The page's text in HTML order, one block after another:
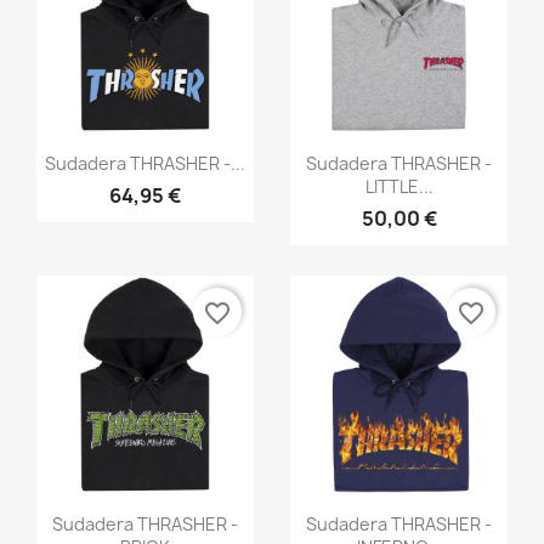
Vista rápida
Sudadera THRASHER -...
64,95 €
Vista rápida
Sudadera THRASHER -
LITTLE...
50,00 €
Vista rápida
Sudadera THRASHER -
favorite_border
Vista rápida
Sudadera THRASHER -
favorite_border